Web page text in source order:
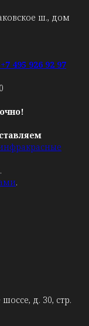
ш., дом
+7 495 926 92 97
.
.
д. 30, стр.